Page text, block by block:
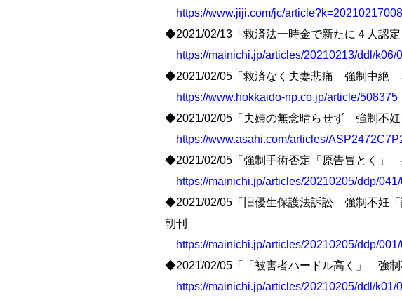
https://www.jiji.com/jc/
◆2021/02/13「救済法一時金で新たに４人認
https://mainichi.jp/articles/20210213/ddl/k06/
◆2021/02/05「救済なく夫妻悲痛 強制中絶
https://www.hokkaido-np.co.jp/article/508375
◆2021/02/05「夫婦の無念晴らせず 強制不妊
https://www.asahi.com/articles/
◆2021/02/05「強制手術否定「原告冒とく」
https://mainichi.jp/articles/20210205/ddp/
◆2021/02/05「旧優生保護法訴訟 強制不妊
朝刊
https://mainichi.jp/articles/20210205/ddp/
◆2021/02/05「「被害者ハードル高く」 強
https://mainichi.jp/articles/20210205/ddl/k01/